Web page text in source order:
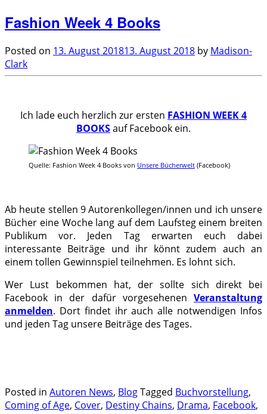
Fashion Week 4 Books
Posted on 13. August 201813. August 2018 by Madison-
Clark
Ich lade euch herzlich zur ersten FASHION WEEK 4
BOOKSauf Facebook ein.
Quelle: Fashion Week 4 Books von Unsere Bücherwelt (Facebook)
Ab heute stellen 9 Autorenkollegen/innen und ich unsere
Bücher eine Woche lang auf dem Laufsteg einem breiten
Publikum vor. Jeden Tag erwarten euch dabei
interessante Beiträge und ihr könnt zudem auch an
einem tollen Gewinnspiel teilnehmen. Es lohnt sich.
Wer Lust bekommen hat, der sollte sich direkt bei
Facebook in der dafür vorgesehenen Veranstaltung
anmelden. Dort findet ihr auch alle notwendigen Infos
und jeden Tag unsere Beiträge des Tages.
Posted in Autoren News, BlogTagged Buchvorstellung,
Coming of Age, Cover, Destiny Chains, Drama, Facebook,